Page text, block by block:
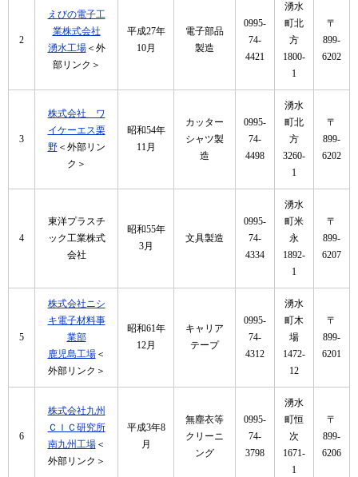
2
えびの電子工
業株式会社
湧水工場＜外
部リンク＞
平成27年
10月
電子部品
製造
0995-
74-
4421
湧水
町北
方
1800-
1
〒
899-
6202
3
株式会社 ワ
イケーエス栗
野＜外部リン
ク＞
昭和54年
11月
カッター
シャツ製
造
0995-
74-
4498
湧水
町北
方
3260-
1
〒
899-
6202
4
東洋プラスチ
ック工業株式
会社
昭和55年
3月
文具製造
0995-
74-
4334
湧水
町米
永
1892-
1
〒
899-
6207
5
株式会社ニシ
キ電子材料事
業部
鹿児島工場＜
外部リンク＞
昭和61年
12月
キャリア
テープ
0995-
74-
4312
湧水
町木
場
1472-
12
〒
899-
6201
6
株式会社九州
ＣＩＣ研究所
南九州工場＜
外部リンク＞
平成3年8
月
無塵衣等
クリーニ
ング
0995-
74-
3798
湧水
町恒
次
1671-
1
〒
899-
6206